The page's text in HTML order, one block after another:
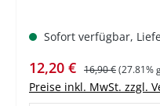
Sofort verfügbar,
Verkaufspreis:
12,20 € Regulärer Preis:
16,90 €(27.81%
Preise inkl. MwSt. zzgl.